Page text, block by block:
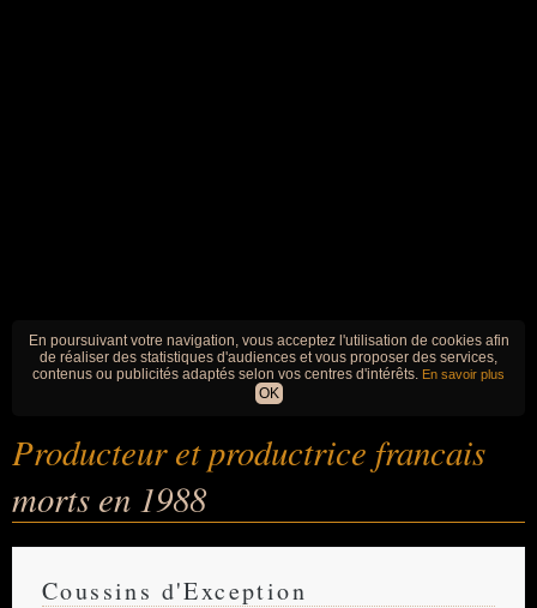
En poursuivant votre navigation, vous acceptez l'utilisation de cookies afin
de réaliser des statistiques d'audiences et vous proposer des services,
contenus ou publicités adaptés selon vos centres d'intérêts. En savoir plus
OK
Producteur et productrice francais
morts en 1988
Coussins d'Exception